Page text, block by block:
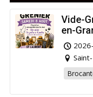
Vide-
en-
pour